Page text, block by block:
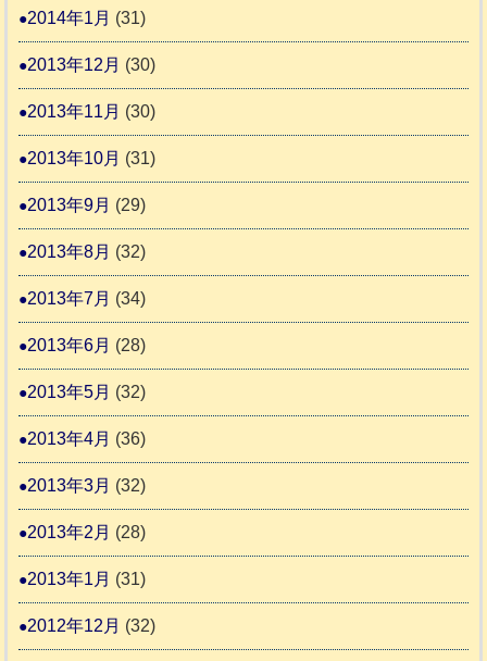
2014年1月 (31)
2013年12月 (30)
2013年11月 (30)
2013年10月 (31)
2013年9月 (29)
2013年8月 (32)
2013年7月 (34)
2013年6月 (28)
2013年5月 (32)
2013年4月 (36)
2013年3月 (32)
2013年2月 (28)
2013年1月 (31)
2012年12月 (32)